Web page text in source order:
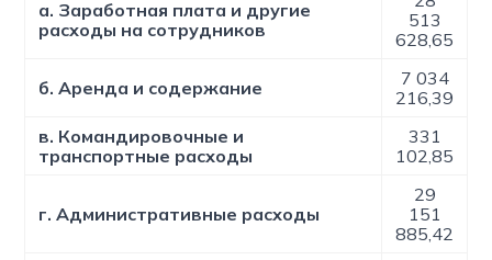
а. Заработная плата и другие
расходы на сотрудников
513
628,65
б. Аренда и содержание
7 034
216,39
в. Командировочные и
транспортные расходы
331
102,85
г. Административные расходы
29
151
885,42